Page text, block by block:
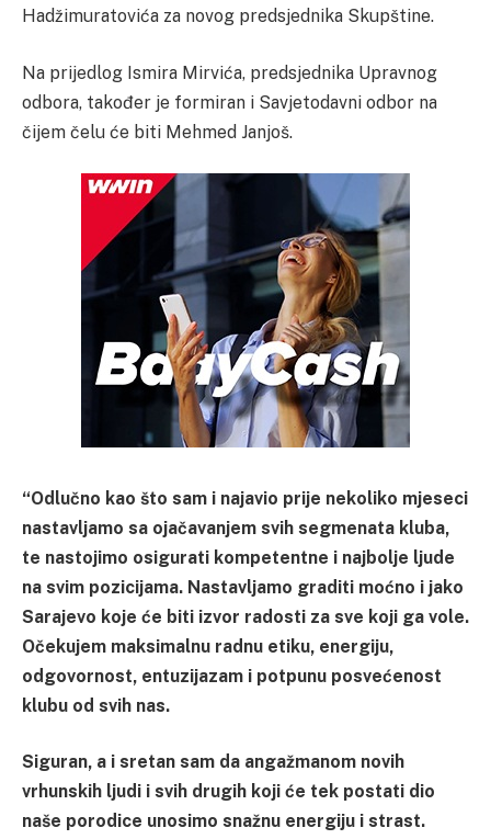
Hadžimuratovića za novog predsjednika Skupštine.
Na prijedlog Ismira Mirvića, predsjednika Upravnog
odbora, također je formiran i Savjetodavni odbor na
čijem čelu će biti Mehmed Janjoš.
“Odlučno kao što sam i najavio prije nekoliko mjeseci
nastavljamo sa ojačavanjem svih segmenata kluba,
te nastojimo osigurati kompetentne i najbolje ljude
na svim pozicijama. Nastavljamo graditi moćno i jako
Sarajevo koje će biti izvor radosti za sve koji ga vole.
Očekujem maksimalnu radnu etiku, energiju,
odgovornost, entuzijazam i potpunu posvećenost
klubu od svih nas.
Siguran, a i sretan sam da angažmanom novih
vrhunskih ljudi i svih drugih koji će tek postati dio
naše porodice unosimo snažnu energiju i strast.